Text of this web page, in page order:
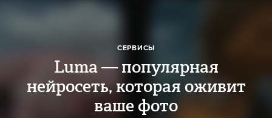
СЕРВИСЫ
Luma — популярная
нейросеть, которая оживит
ваше фото